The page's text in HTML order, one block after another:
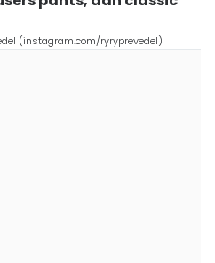
(instagram.com/ryryprevedel)